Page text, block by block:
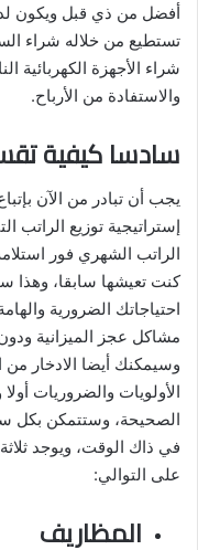
أفضل من ذي قبل ويكون
تستطيع من خلاله شراء
شراء الأجهزة الكهربائية
والاستفادة من الأرباح.
سادسا كيفية
يجب أن تبادر من الآن
إستراتيجية توزيع
الراتب الشهري فور
كنت تعيشها سابقا، وهذا
احتياجاتك الضرورية
مشاكل عجز الميزانية
وسيمكنك أيضا الادخار من
الأولويات والضروريات
الصحيحة، وستتمكن بكل
في ذاك الوقت، ويوجد
على التوالي:
المظاريف